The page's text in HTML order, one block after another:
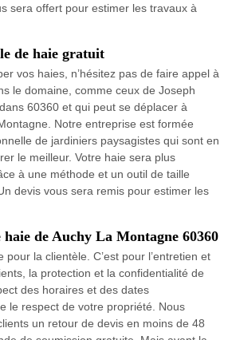
sera offert pour estimer les travaux à
de haie gratuit
vos haies, n’hésitez pas de faire appel à
le domaine, comme ceux de Joseph
60360 et qui peut se déplacer à
Notre entreprise est formée
de jardiniers paysagistes qui sont en
le meilleur. Votre haie sera plus
à une méthode et un outil de taille
devis vous sera remis pour estimer les
de Auchy La Montagne 60360
pour la clientèle. C’est pour l’entretien et
la protection et la confidentialité de
des horaires et des dates
le respect de votre propriété. Nous
un retour de devis en moins de 48